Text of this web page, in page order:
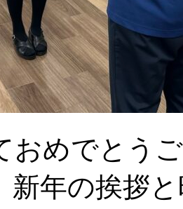
おめでとう
新年の挨拶